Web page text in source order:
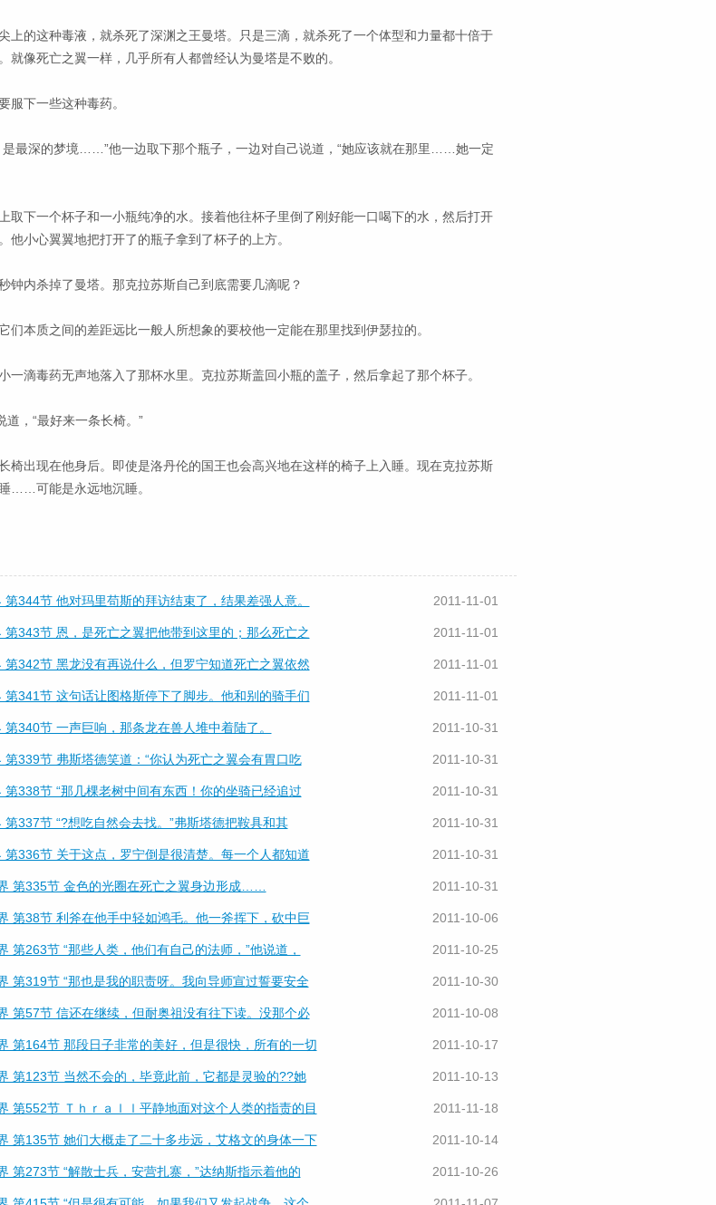
上的这种毒液，就杀死了深渊之王曼塔。只是三滴，就杀死了一个体型和力量都十倍于
就像死亡之翼一样，几乎所有人都曾经认为曼塔是不败的。
服下一些这种毒药。
是最深的梦境……”他一边取下那个瓶子，一边对自己说道，“她应该就在那里……她一定
取下一个杯子和一小瓶纯净的水。接着他往杯子里倒了刚好能一口喝下的水，然后打开
他小心翼翼地把打开了的瓶子拿到了杯子的上方。
钟内杀掉了曼塔。那克拉苏斯自己到底需要几滴呢？
本质之间的差距远比一般人所想象的要校他一定能在那里找到伊瑟拉的。
一滴毒药无声地落入了那杯水里。克拉苏斯盖回小瓶的盖子，然后拿起了那个杯子。
道，“最好来一条长椅。”
椅出现在他身后。即使是洛丹伦的国王也会高兴地在这样的椅子上入睡。现在克拉苏斯
……可能是永远地沉睡。
第344节 他对玛里苟斯的拜访结束了，结果差强人意。 2011-11-01
第343节 恩，是死亡之翼把他带到这里的；那么死亡之 2011-11-01
第342节 黑龙没有再说什么，但罗宁知道死亡之翼依然 2011-11-01
第341节 这句话让图格斯停下了脚步。他和别的骑手们 2011-11-01
第340节 一声巨响，那条龙在兽人堆中着陆了。 2011-10-31
第339节 弗斯塔德笑道：“你认为死亡之翼会有胃口吃 2011-10-31
第338节 “那几棵老树中间有东西！你的坐骑已经追过 2011-10-31
第337节 “?想吃自然会去找。”弗斯塔德把鞍具和其 2011-10-31
第336节 关于这点，罗宁倒是很清楚。每一个人都知道 2011-10-31
第335节 金色的光圈在死亡之翼身边形成…… 2011-10-31
第38节 利斧在他手中轻如鸿毛。他一斧挥下，砍中巨 2011-10-06
第263节 “那些人类，他们有自己的法师，”他说道， 2011-10-25
第319节 “那也是我的职责呀。我向导师宣过誓要安全 2011-10-30
第57节 信还在继续，但耐奥祖没有往下读。没那个必 2011-10-08
第164节 那段日子非常的美好，但是很快，所有的一切 2011-10-17
第123节 当然不会的，毕竟此前，它都是灵验的??她 2011-10-13
第552节 Ｔｈｒａｌｌ平静地面对这个人类的指责的目 2011-11-18
第135节 她们大概走了二十多步远，艾格文的身体一下 2011-10-14
第273节 “解散士兵，安营扎寨，”达纳斯指示着他的 2011-10-26